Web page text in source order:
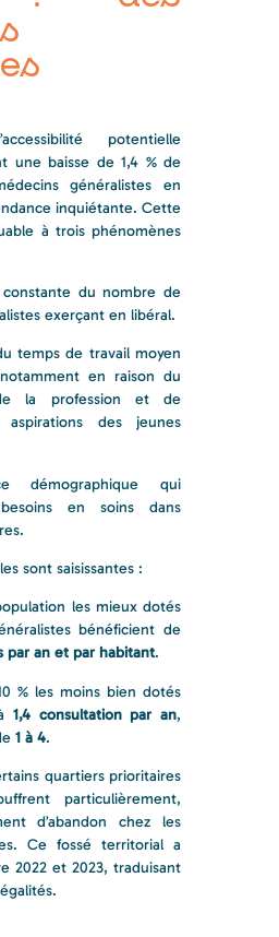
potentielle
une baisse de 1,4 % de
généralistes en
inquiétante. Cette
à trois phénomènes
du nombre de
exerçant en libéral.
temps de travail moyen
en raison du
la profession et de
aspirations des jeunes
démographique qui
en soins dans
sont saisissantes :
les mieux dotés
bénéficient de
par an et par habitant.
% les moins bien dotés
1,4 consultation par an,
1 à 4.
quartiers prioritaires
particulièrement,
d’abandon chez les
Ce fossé territorial a
2022 et 2023, traduisant